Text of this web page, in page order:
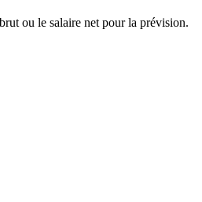
ou le salaire net pour la prévision.